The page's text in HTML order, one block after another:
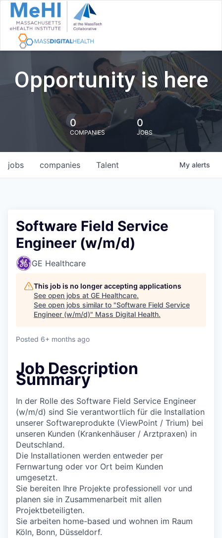
Opportunity is here
0
COMPANIES
0
JOBS
jobs companies Talent My alerts
Software Field Service
Engineer (w/m/d)
GE Healthcare
This job is no longer accepting applications
See open jobs at GE Healthcare.
See open jobs similar to "Software Field Service
Engineer (w/m/d)" Mass Digital Health.
Posted 6+ months ago
Job Description
Summary
In der Rolle des Software Field Service Engineer
(w/m/d) sind Sie verantwortlich für die Installation
unserer Softwareprodukte (ViewPoint / Trium) bei
unseren Kunden (Krankenhäuser / Arztpraxen) in
Deutschland.
Die Installationen werden entweder per
Fernwartung oder vor Ort beim Kunden
umgesetzt.
Sie bereiten Ihre Projekte professionell vor und
planen sie in Zusammenarbeit mit allen
Projektbeteiligten.
Sie arbeiten home-based und wohnen im Raum
Köln, Bonn, Düsseldorf.